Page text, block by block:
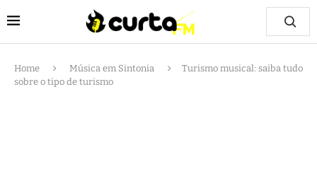
Home Música em Sintonia
Turismo musical: saiba tudo
sobre o tipo de turismo